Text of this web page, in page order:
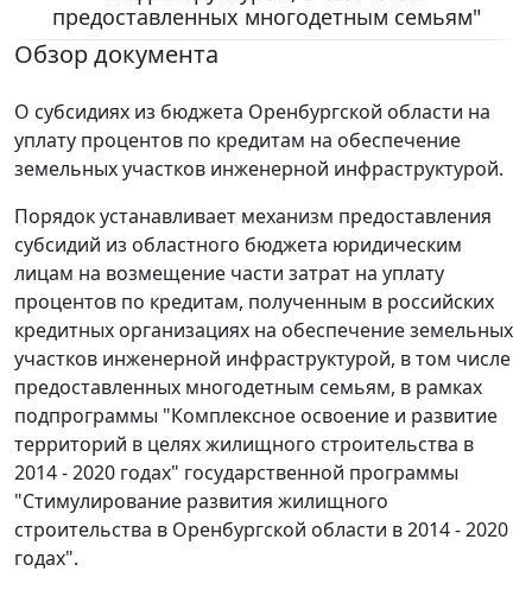
предоставленных многодетным семьям"
Обзор документа
О субсидиях из бюджета Оренбургской области на
уплату процентов по кредитам на обеспечение
земельных участков инженерной инфраструктурой.
Порядок устанавливает механизм предоставления
субсидий из областного бюджета юридическим
лицам на возмещение части затрат на уплату
процентов по кредитам, полученным в российских
кредитных организациях на обеспечение земельных
участков инженерной инфраструктурой, в том числе
предоставленных многодетным семьям, в рамках
подпрограммы "Комплексное освоение и развитие
территорий в целях жилищного строительства в
2014 - 2020 годах" государственной программы
"Стимулирование развития жилищного
строительства в Оренбургской области в 2014 - 2020
годах".